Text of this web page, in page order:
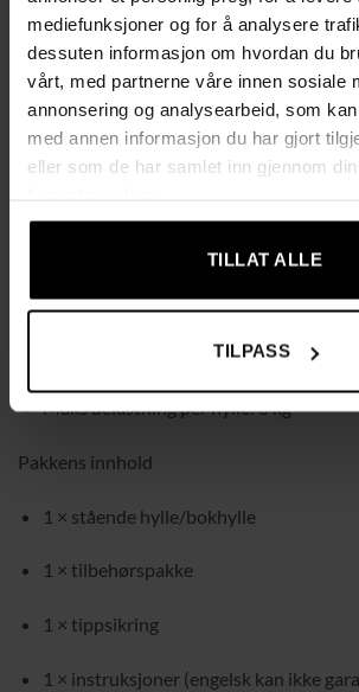
mediefunksjoner og for å analysere
dessuten informasjon om hvordan du
vårt, med partnerne våre innen sosiale
annonsering og analysearbeid, som
med annen informasjon du har gjort
eller som de har samlet inn gjennom
TILLAT ALLE
TILPASS
Enkel montering med nummererte
instruksjoner
Produktinformasjon
Størrelse: 24 × 40 × 178,5 cm (B × D ×
Maks belastning per hylle: 5 kg
Pakkens innhold
1 × stående hylle/bokhylle
1 × tilbehørspakke
1 × tippsikring
1 × instruksjoner (engelsk kan ikke